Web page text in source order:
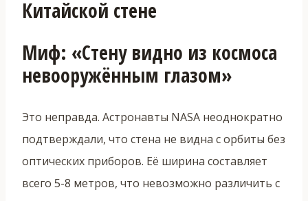
Китайской стене
Миф: «Стену видно из космоса
невооружённым глазом»
Это неправда. Астронавты NASA неоднократно
подтверждали, что стена не видна с орбиты без
оптических приборов. Её ширина составляет
всего 5-8 метров, что невозможно различить с